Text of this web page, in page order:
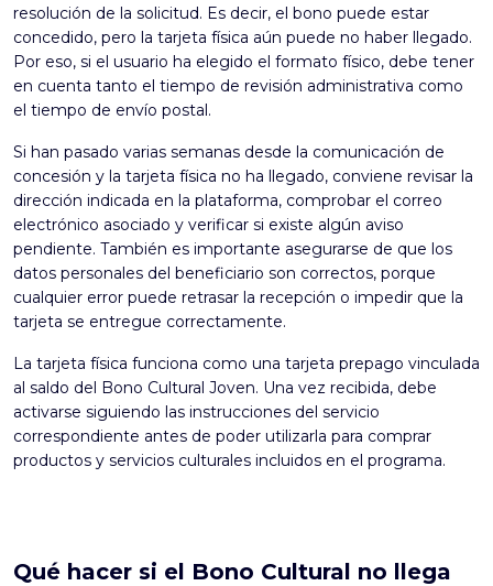
resolución de la solicitud. Es decir, el bono puede estar
concedido, pero la tarjeta física aún puede no haber llegado.
Por eso, si el usuario ha elegido el formato físico, debe tener
en cuenta tanto el tiempo de revisión administrativa como
el tiempo de envío postal.
Si han pasado varias semanas desde la comunicación de
concesión y la tarjeta física no ha llegado, conviene revisar la
dirección indicada en la plataforma, comprobar el correo
electrónico asociado y verificar si existe algún aviso
pendiente. También es importante asegurarse de que los
datos personales del beneficiario son correctos, porque
cualquier error puede retrasar la recepción o impedir que la
tarjeta se entregue correctamente.
La tarjeta física funciona como una tarjeta prepago vinculada
al saldo del Bono Cultural Joven. Una vez recibida, debe
activarse siguiendo las instrucciones del servicio
correspondiente antes de poder utilizarla para comprar
productos y servicios culturales incluidos en el programa.
Qué hacer si el Bono Cultural no llega